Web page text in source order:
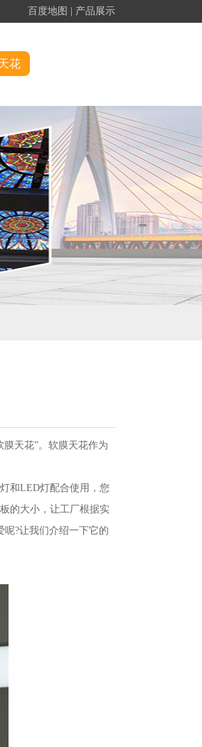
百度地图 产品展示
花
天花”。软膜天花作为
和LED灯配合使用，您
的大小，让工厂根据实
?让我们介绍一下它的